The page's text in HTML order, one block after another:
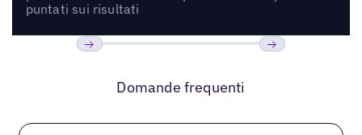
puntati sui risultati
Domande frequenti